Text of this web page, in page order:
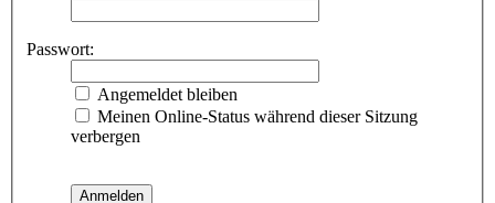
Passwort:
Angemeldet bleiben
Meinen Online-Status während dieser Sitzung
verbergen